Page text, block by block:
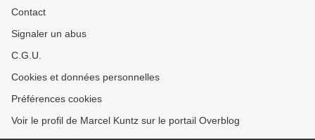
Contact
Signaler un abus
C.G.U.
Cookies et données personnelles
Préférences cookies
Voir le profil de Marcel Kuntz sur le portail Overblog